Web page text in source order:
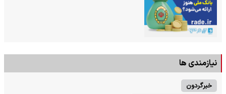
نیازمندی ها
خبرگردون